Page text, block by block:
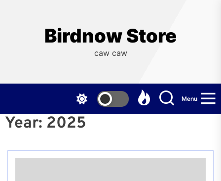
Birdnow Store
caw caw
Menu
Year: 2025